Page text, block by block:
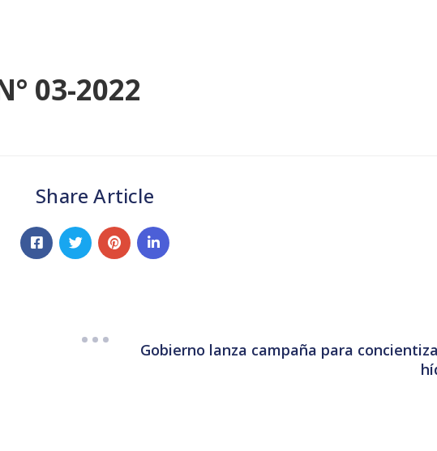
03-2022
Share Article
Gobierno lanza campaña para